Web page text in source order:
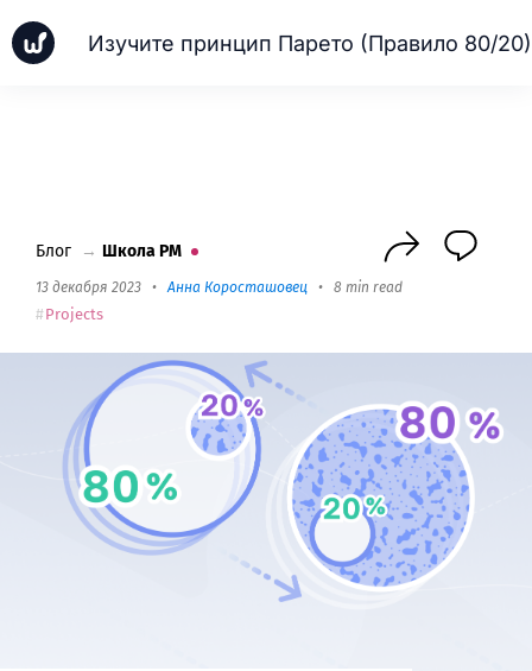
Изучите принцип Парето (Правило 80/20)
Блог → Школа PM
13 декабря 2023 •Анна Коросташовец • 8 min read
Projects